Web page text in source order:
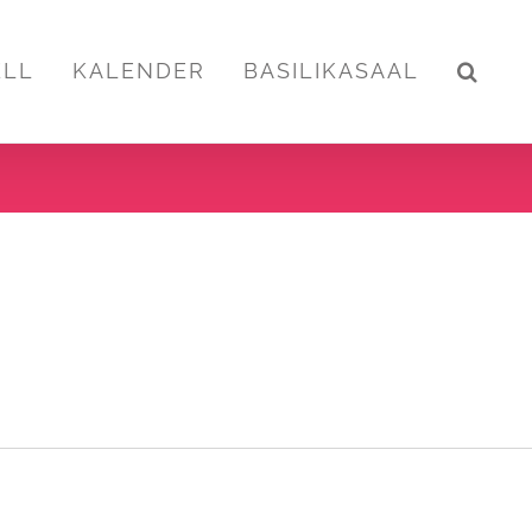
KALENDER BASILIKASAAL